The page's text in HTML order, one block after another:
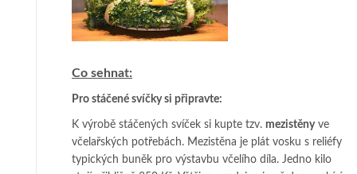
Co sehnat:
Pro stáčené svíčky si připravte:
K výrobě stáčených svíček si kupte tzv. mezistěnyve
včelařských potřebách. Mezistěna je plát vosku s reliéfy
typických buněk pro výstavbu včelího díla. Jedno kilo